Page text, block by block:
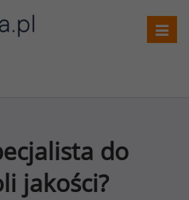
do
jakości?